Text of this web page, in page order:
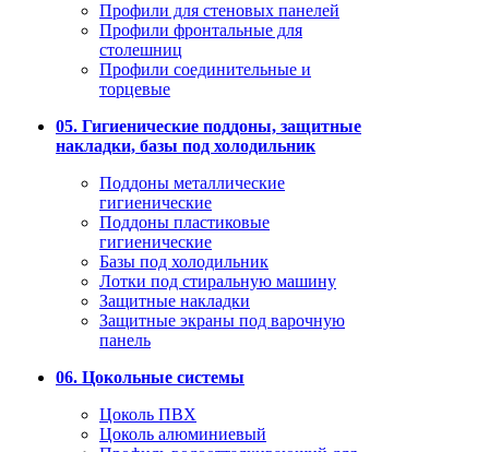
Профили для стеновых панелей
Профили фронтальные для
столешниц
Профили соединительные и
торцевые
05. Гигиенические поддоны, защитные
накладки, базы под холодильник
Поддоны металлические
гигиенические
Поддоны пластиковые
гигиенические
Базы под холодильник
Лотки под стиральную машину
Защитные накладки
Защитные экраны под варочную
панель
06. Цокольные системы
Цоколь ПВХ
Цоколь алюминиевый